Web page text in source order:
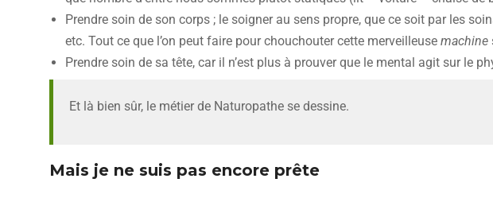
Prendre soin de son corps ; le soigner au sens propre, que ce soit par les
etc. Tout ce que l’on peut faire pour chouchouter cette merveilleuse machine
Prendre soin de sa tête, car il n’est plus à prouver que le mental agit sur le
Et là bien sûr, le métier de Naturopathe se dessine.
Mais je ne suis pas encore prête